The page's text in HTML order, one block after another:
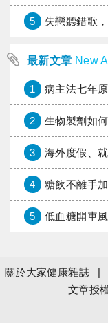
5 失戀聽錯歌
最新文章 New
1 病主法七年
2 生物製劑如何幫發炎
3 海外度假、就業、遊學
4 糖飲不離手加
5 低血糖開車
關於大家健康雜誌
文章授